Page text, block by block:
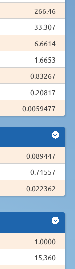
266.46
33.307
6.6614
1.6653
0.83267
0.20817
0.0059477
0.089447
0.71557
0.022362
1.0000
15,360